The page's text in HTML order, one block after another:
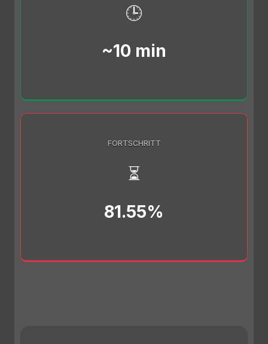
🕒
~10 min
FORTSCHRITT
⏳
81.55%